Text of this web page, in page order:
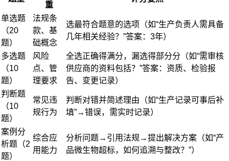
重​​
单选题
（20
题）
法规条
款、基
础概念
选最符合题意的选项（如“生产负责人需具备
几年相关经验？”答案：3年）
多选题
（10
题）
风险
点、管
理要求
全选正确得满分，漏选得部分分（如“需审核
供应商的资料包括？”答案：资质、检验报
告、变更记录）
判断题
（10
题）
常见违
规行为
判断对错并简述理由（如“生产记录可事后补
填”→错误，需实时记录）
案例分
析题（2
题）
综合应
用能力
分析问题→引用法规→提出解决方案（如“产
品微生物超标，如何追溯与整改？”）